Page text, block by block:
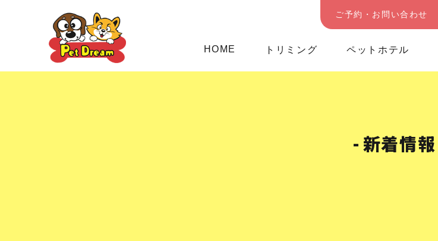
ご予約・お問い合わせ
HOME トリミング ペットホテル
新着情報